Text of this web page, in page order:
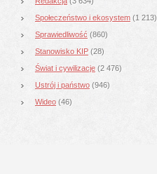
Społeczeństwo i ekosystem (1 213)
Sprawiedliwość (860)
Stanowisko KIP (28)
Świat i cywilizacje (2 476)
Ustrój i państwo (946)
Wideo (46)